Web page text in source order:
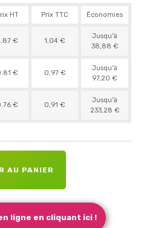
HT Prix TTC Économies
€ 1,04 €
Jusqu'à
38,88 €
€ 0,97 €
Jusqu'à
97,20 €
€ 0,91 €
Jusqu'à
233,28 €
AU PANIER
ligne en cliquant ici !